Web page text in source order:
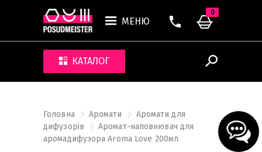
МЕНЮ
КАТАЛОГ
0
Головна Аромати
Аромати для
дифузорів
Аромат-наповнювач для
аромадифузора Aroma Love 200мл